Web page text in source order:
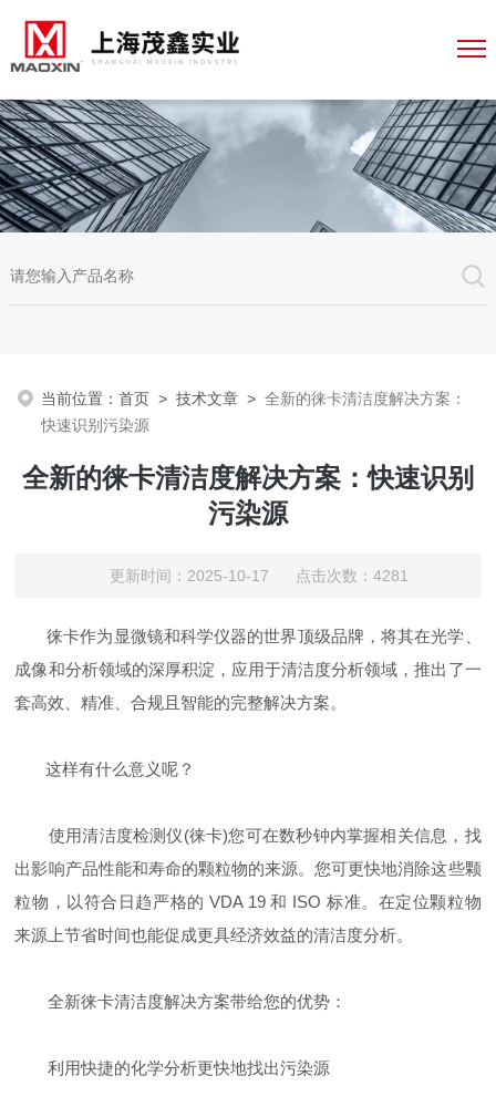
当前位置：首页 >技术文章 >全新的徕卡清洁度解决方案：
快速识别污染源
全新的徕卡清洁度解决方案：快速识别
污染源
更新时间：2025-10-17 点击次数：4281
徕卡作为显微镜和科学仪器的世界顶级品牌，将其在光学、
成像和分析领域的深厚积淀，应用于清洁度分析领域，推出了一
套高效、精准、合规且智能的完整解决方案。
这样有什么意义呢？
使用清洁度检测仪(徕卡)您可在数秒钟内掌握相关信息，找
出影响产品性能和寿命的颗粒物的来源。您可更快地消除这些颗
粒物，以符合日趋严格的 VDA 19 和 ISO 标准。在定位颗粒物
来源上节省时间也能促成更具经济效益的清洁度分析。
全新徕卡清洁度解决方案带给您的优势：
利用快捷的化学分析更快地找出污染源